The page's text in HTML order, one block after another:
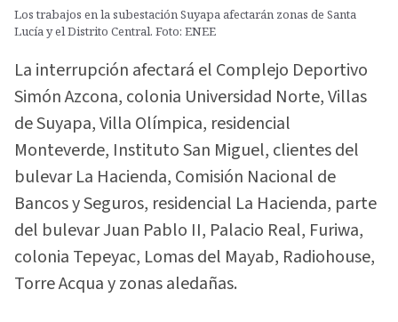
Los trabajos en la subestación Suyapa afectarán zonas de Santa
Lucía y el Distrito Central. Foto: ENEE
La interrupción afectará el Complejo Deportivo
Simón Azcona, colonia Universidad Norte, Villas
de Suyapa, Villa Olímpica, residencial
Monteverde, Instituto San Miguel, clientes del
bulevar La Hacienda, Comisión Nacional de
Bancos y Seguros, residencial La Hacienda, parte
del bulevar Juan Pablo II, Palacio Real, Furiwa,
colonia Tepeyac, Lomas del Mayab, Radiohouse,
Torre Acqua y zonas aledañas.